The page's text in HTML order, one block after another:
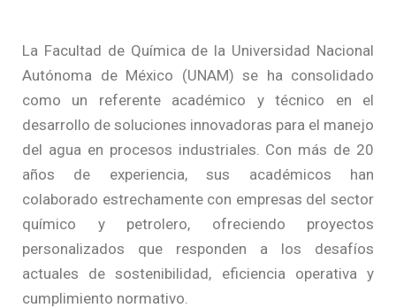
La Facultad de Química de la Universidad Nacional
Autónoma de México (UNAM) se ha consolidado
como un referente académico y técnico en el
desarrollo de soluciones innovadoras para el manejo
del agua en procesos industriales. Con más de 20
años de experiencia, sus académicos han
colaborado estrechamente con empresas del sector
químico y petrolero, ofreciendo proyectos
personalizados que responden a los desafíos
actuales de sostenibilidad, eficiencia operativa y
cumplimiento normativo.